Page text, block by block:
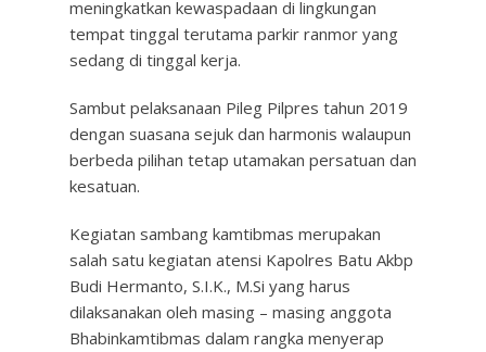
meningkatkan kewaspadaan di lingkungan
tempat tinggal terutama parkir ranmor yang
sedang di tinggal kerja.
Sambut pelaksanaan Pileg Pilpres tahun 2019
dengan suasana sejuk dan harmonis walaupun
berbeda pilihan tetap utamakan persatuan dan
kesatuan.
Kegiatan sambang kamtibmas merupakan
salah satu kegiatan atensi Kapolres Batu Akbp
Budi Hermanto, S.I.K., M.Si yang harus
dilaksanakan oleh masing – masing anggota
Bhabinkamtibmas dalam rangka menyerap